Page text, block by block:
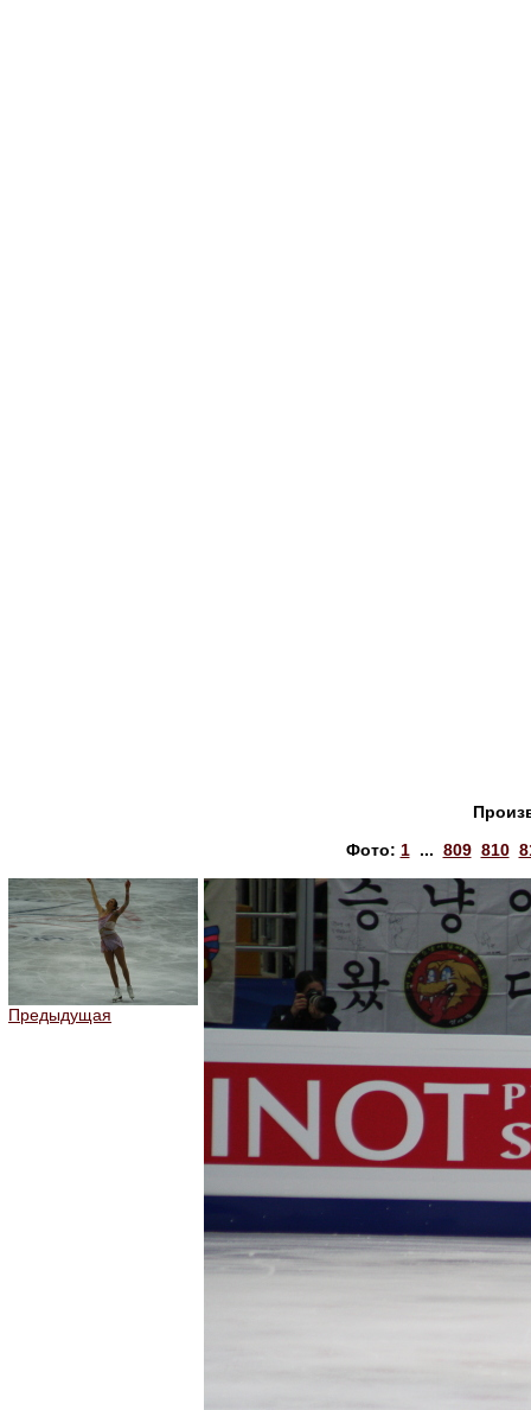
Фото: 1... 809 810
Предыдущая